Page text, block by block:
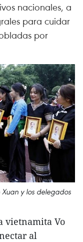
nacionales, a
para cuidar
por
y los delegados
vietnamita Vo
al